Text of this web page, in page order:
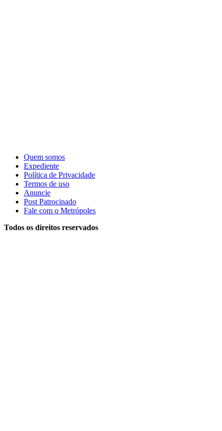
Quem somos
Expediente
Política de Privacidade
Termos de uso
Anuncie
Post Patrocinado
Fale com o Metrópoles
Todos os direitos reservados